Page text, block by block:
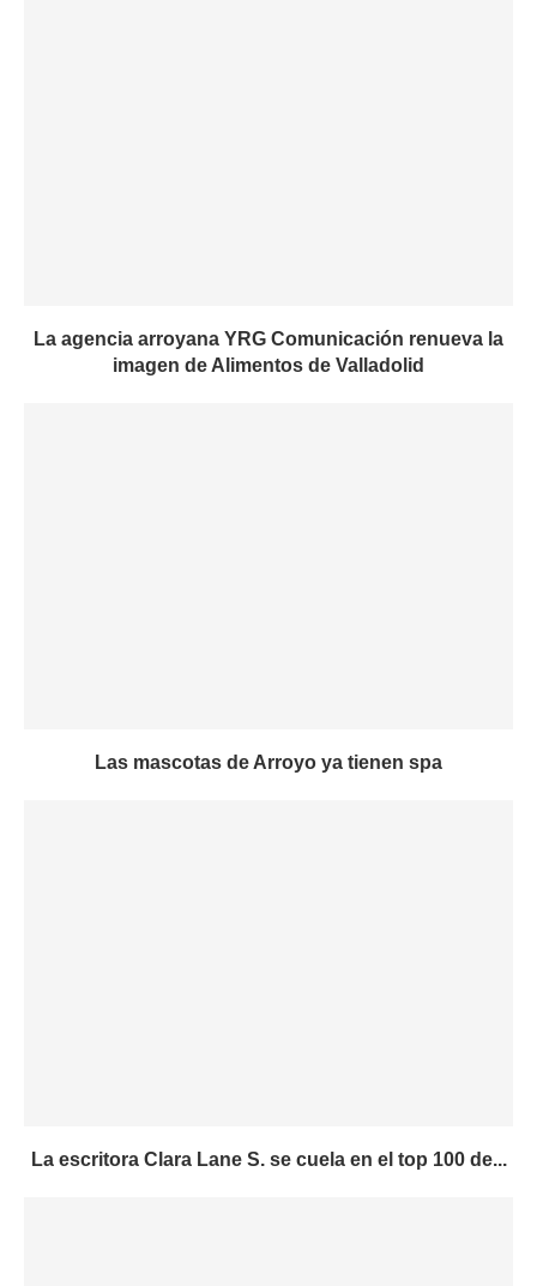
La agencia arroyana YRG Comunicación renueva la
imagen de Alimentos de Valladolid
Las mascotas de Arroyo ya tienen spa
La escritora Clara Lane S. se cuela en el top 100 de...